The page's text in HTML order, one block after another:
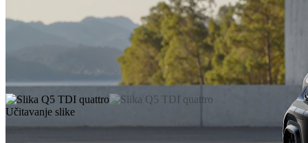
Učitavanje slike